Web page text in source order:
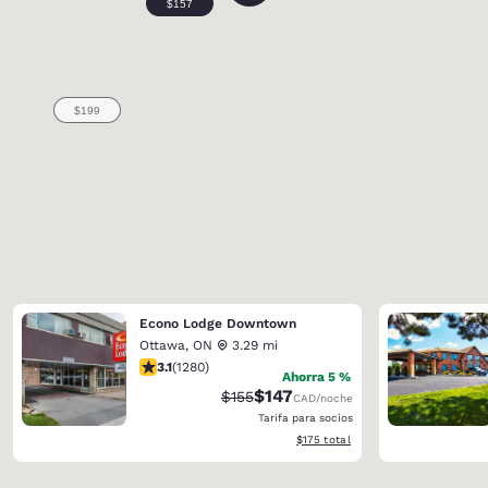
Econo Lodge Downtown
Ottawa, ON
3.29 mi
calificación de 3.12 estrellas. Bueno. 1280 reseñas
3.1(1280)
Ahorra 5 %
Precio tachado:
$155Precio con descuento:
$147CAD/noche
Tarifa para socios
Ver detalles del total estimado
$175 total